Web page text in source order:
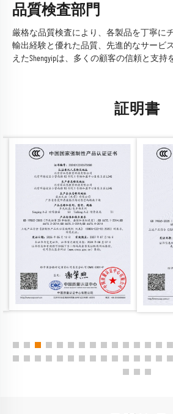
品質検査部門
厳格な品質検査により、各製品を丁寧に
輸出経験と優れた品質、先進的なサービ
えたShengyipは、多くの顧客の信頼と支持
証明書